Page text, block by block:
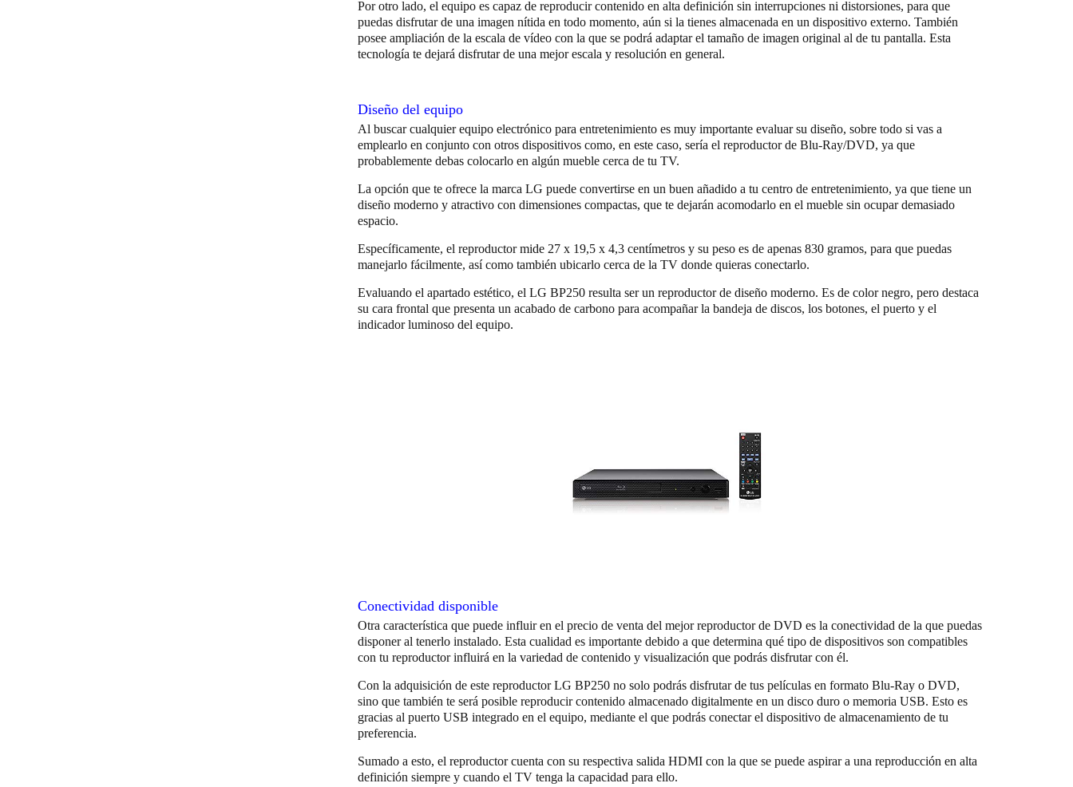
Por otro lado, el equipo es capaz de reproducir contenido en alta definición sin interrupciones ni distorsiones, para que
puedas disfrutar de una imagen nítida en todo momento, aún si la tienes almacenada en un dispositivo externo. También
posee ampliación de la escala de vídeo con la que se podrá adaptar el tamaño de imagen original al de tu pantalla. Esta
tecnología te dejará disfrutar de una mejor escala y resolución en general.
Diseño del equipo
Al buscar cualquier equipo electrónico para entretenimiento es muy importante evaluar su diseño, sobre todo si vas a
emplearlo en conjunto con otros dispositivos como, en este caso, sería el reproductor de Blu-Ray/DVD, ya que
probablemente debas colocarlo en algún mueble cerca de tu TV.
La opción que te ofrece la marca LG puede convertirse en un buen añadido a tu centro de entretenimiento, ya que tiene un
diseño moderno y atractivo con dimensiones compactas, que te dejarán acomodarlo en el mueble sin ocupar demasiado
espacio.
Específicamente, el reproductor mide 27 x 19,5 x 4,3 centímetros y su peso es de apenas 830 gramos, para que puedas
manejarlo fácilmente, así como también ubicarlo cerca de la TV donde quieras conectarlo.
Evaluando el apartado estético, el LG BP250 resulta ser un reproductor de diseño moderno. Es de color negro, pero destaca
su cara frontal que presenta un acabado de carbono para acompañar la bandeja de discos, los botones, el puerto y el
indicador luminoso del equipo.
Conectividad disponible
Otra característica que puede influir en el precio de venta del mejor reproductor de DVD es la conectividad de la que puedas
disponer al tenerlo instalado. Esta cualidad es importante debido a que determina qué tipo de dispositivos son compatibles
con tu reproductor influirá en la variedad de contenido y visualización que podrás disfrutar con él.
Con la adquisición de este reproductor LG BP250 no solo podrás disfrutar de tus películas en formato Blu-Ray o DVD,
sino que también te será posible reproducir contenido almacenado digitalmente en un disco duro o memoria USB. Esto es
gracias al puerto USB integrado en el equipo, mediante el que podrás conectar el dispositivo de almacenamiento de tu
preferencia.
Sumado a esto, el reproductor cuenta con su respectiva salida HDMI con la que se puede aspirar a una reproducción en alta
definición siempre y cuando el TV tenga la capacidad para ello.